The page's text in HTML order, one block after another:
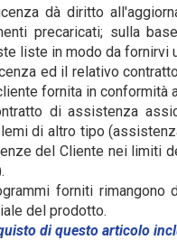
dà diritto
precaricati; sulla
liste in modo da fornirvi
ed il relativo
fornita in conformità
di assistenza
di altro tipo
del Cliente nei limiti
forniti rimangono
del prodotto.
di questo articolo